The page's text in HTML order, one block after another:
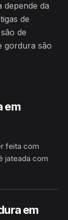
depende da
de
de
gordura são
em
feita com
jateada com
em